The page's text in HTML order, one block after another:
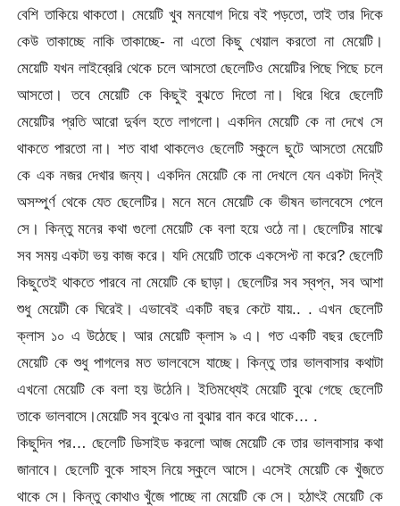
বেশি তাকিয়ে থাকতো। মেয়েটি খুব মনযোগ দিয়ে বই পড়তো, তাই তার দিকে
কেউ তাকাচ্ছে নাকি তাকাচ্ছে- না এতো কিছু খেয়াল করতো না মেয়েটি।
মেয়েটি যখন লাইব্রেরি থেকে চলে আসতো ছেলেটিও মেয়েটির পিছে পিছে চলে
আসতো। তবে মেয়েটি কে কিছুই বুঝতে দিতো না। ধিরে ধিরে ছেলেটি
মেয়েটির প্রতি আরো দুর্বল হতে লাগলো। একদিন মেয়েটি কে না দেখে সে
থাকতে পারতো না। শত বাধা থাকলেও ছেলেটি স্কুলে ছুটে আসতো মেয়েটি
কে এক নজর দেখার জন্য। একদিন মেয়েটি কে না দেখলে যেন একটা দিন্ই
অসম্পুর্ণ থেকে যেত ছেলেটির। মনে মনে মেয়েটি কে ভীষন ভালবেসে পেলে
সে। কিন্তু মনের কথা গুলো মেয়েটি কে বলা হয়ে ওঠে না। ছেলেটির মাঝে
সব সময় একটা ভয় কাজ করে। যদি মেয়েটি তাকে একসেপ্ট না করে? ছেলেটি
কিছুতেই থাকতে পারবে না মেয়েটি কে ছাড়া। ছেলেটির সব স্বপ্ন, সব আশা
শুধু মেয়েটী কে ঘিরেই। এভাবেই একটি বছর কেটে যায়.. . এখন ছেলেটি
ক্লাস ১০ এ উঠেছে। আর মেয়েটি ক্লাস ৯ এ। গত একটি বছর ছেলেটি
মেয়েটি কে শুধু পাগলের মত ভালবেসে যাচ্ছে। কিন্তু তার ভালবাসার কথাটা
এখনো মেয়েটি কে বলা হয় উঠেনি। ইতিমধ্যেই মেয়েটি বুঝে গেছে ছেলেটি
তাকে ভালবাসে।মেয়েটি সব বুঝেও না বুঝার বান করে থাকে… .
কিছুদিন পর… ছেলেটি ডিসাইড করলো আজ মেয়েটি কে তার ভালবাসার কথা
জানাবে। ছেলেটি বুকে সাহস নিয়ে স্কুলে আসে। এসেই মেয়েটি কে খুঁজতে
থাকে সে। কিন্তু কোথাও খুঁজে পাচ্ছে না মেয়েটি কে সে। হঠাৎই মেয়েটি কে